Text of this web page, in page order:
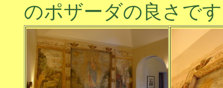
のポザーダの良さで